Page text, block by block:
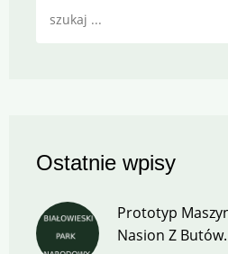
Ostatnie wpisy
Prototyp
Nasion Z